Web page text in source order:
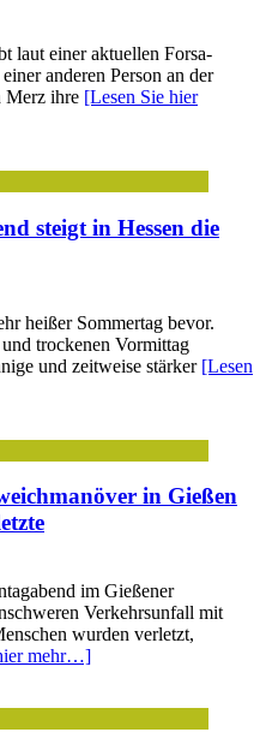
laut einer aktuellen Forsa-
anderen Person an der
Merz ihre [Lesen Sie hier
steigt in Hessen die
heißer Sommertag bevor.
trockenen Vormittag
und zeitweise stärker [Lesen
in Gießen
im Gießener
Verkehrsunfall mit
wurden verletzt,
mehr…]